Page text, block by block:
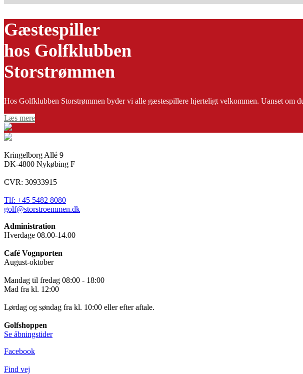
Gæstespiller
hos Golfklubben
Storstrømmen
Hos Golfklubben Storstrømmen byder vi alle gæstespillere hjerteligt velkommen. Uanset om
Læs mere
Kringelborg Allé 9
DK-4800 Nykøbing F
CVR: 30933915
Tlf: +45 5482 8080
golf@storstroemmen.dk
Administration
Hverdage 08.00-14.00
Café Vognporten
August-oktober
Mandag til fredag 08:00 - 18:00
Mad fra kl. 12:00
Lørdag og søndag fra kl. 10:00 eller efter aftale.
Golfshoppen
Se åbningstider
Facebook
Find vej